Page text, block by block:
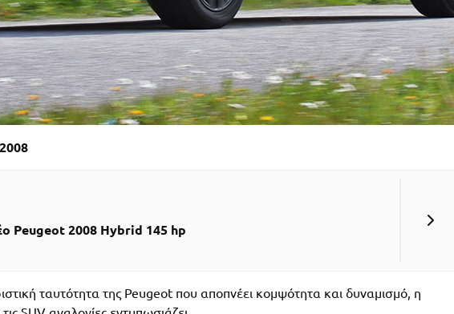
Peugeot 2008 Hybrid 145 hp
ταυτότητα της Peugeot που αποπνέει κομψότητα και δυναμισμό, η